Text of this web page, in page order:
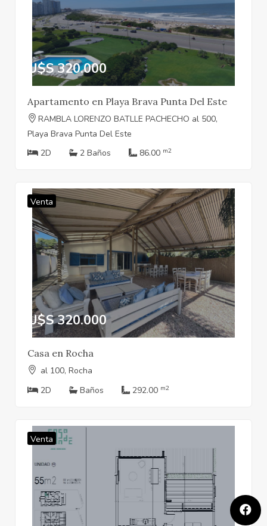
U$S 320.000
Apartamento en Playa Brava Punta Del Este
RAMBLA LORENZO BATLLE PACHECHO al 500,
Playa Brava Punta Del Este
2D
2 Baños 86.00 m2
Venta
U$S 320.000
Casa en Rocha
al 100, Rocha
2D
Baños 292.00 m2
Venta